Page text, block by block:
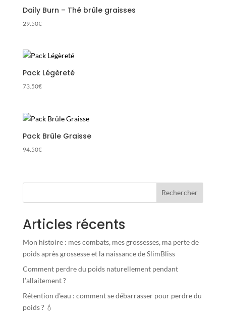
Daily Burn – Thé brûle graisses
29.50€
Pack Légèreté
73.50€
Pack Brûle Graisse
94.50€
Rechercher
Articles récents
Mon histoire : mes combats, mes grossesses, ma perte de
poids après grossesse et la naissance de SlimBliss
Comment perdre du poids naturellement pendant
l’allaitement ?
Rétention d’eau : comment se débarrasser pour perdre du
poids ? 💧